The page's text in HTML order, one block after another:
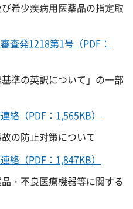
希少疾病用医薬品の指定取
査発1218第1号（PDF：
準の英訳について」の一部
絡（PDF：1,565KB）
の防止対策について
絡（PDF：1,847KB）
・不良医療機器等に関する